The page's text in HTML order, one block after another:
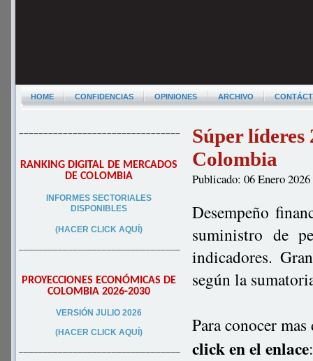
HOME CONFIDENCIAS OPINIONES ARCHIVO
–––––––––––––––––––––––––––––––––
RANKING DIGITAL DE MERCADOS
DE COLOMBIA
INFORMES SECTORIALES
DISPONIBLES
(HACER CLICK AQUÍ)
–––––––––––––––––––––––––––––––––
PROYECCIONES ECONÓMICAS DE
COLOMBIA 2026-2030
VERSIÓN JULIO 2026
(HACER CLICK AQUÍ)
–––––––––––––––––––––––––––––––––
Súper líderes
Colombia
Publicado: 06 Enero 2026
Desempeño
suministro de
indicadores.
según la
Para conocer
click en el enlace